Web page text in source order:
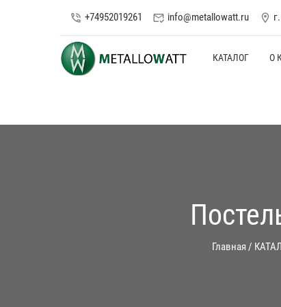
phone_in_talk +74952019261 mark_email_read info@metallowatt.ru location_on
КАТАЛОГ О
Главная /